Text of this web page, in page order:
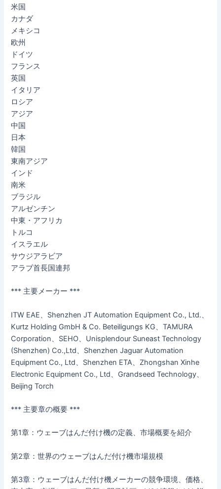
米国
カナダ
メキシコ
欧州
ドイツ
フランス
英国
イタリア
ロシア
アジア
中国
日本
韓国
東南アジア
インド
南米
ブラジル
アルゼンチン
中東・アフリカ
トルコ
イスラエル
サウジアラビア
アラブ首長国連邦
*** 主要メーカー ***
ITW EAE、Shenzhen JT Automation Equipment Co., Ltd.、
Kurtz Holding GmbH & Co. Beteiligungs KG、TAMURA
Corporation、SEHO、Unisplendour Suneast Technology
(Shenzhen) Co.,Ltd、Shenzhen Jaguar Automation
Equipment Co., Ltd、Shenzhen ETA、Zhongshan Xinhe
Electronic Equipment Co., Ltd、Grandseed Technology、
Beijing Torch
*** 主要章の概要 ***
第1章：ウェーブはんだ付け機の定義、市場概要を紹介
第2章：世界のウェーブはんだ付け機市場規模
第3章：ウェーブはんだ付け機メーカーの競争環境、価格、